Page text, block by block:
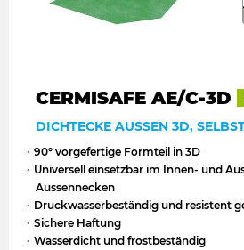
CERMISAFE AE/C-3D
DICHTECKE AUSSEN 3D,
90° vorgefertige Formteil in 3D
Universell einsetzbar im Innen- und
Aussennecken
Druckwasserbeständig und resistent
Sichere Haftung
Wasserdicht und frostbeständig